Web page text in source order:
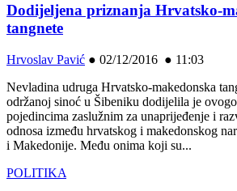
Dodijeljena priznanja Hrvatsko-
tangnete
Hrvoslav Pavić ● 02/12/2016 ● 11:03
Nevladina udruga Hrvatsko-makedonska
održanoj sinoć u Šibeniku dodijelila je
pojedincima zaslužnim za unaprijeđenje i
odnosa između hrvatskog i makedonskog
i Makedonije. Među onima koji su...
POLITIKA